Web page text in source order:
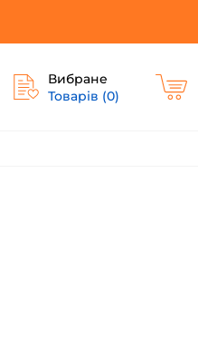
Вибране
Товарів (0)